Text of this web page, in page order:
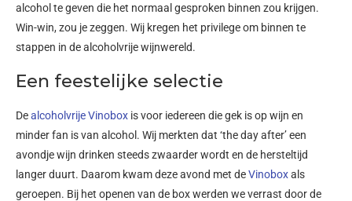
alcohol te geven die het normaal gesproken binnen zou krijgen.
Win-win, zou je zeggen. Wij kregen het privilege om binnen te
stappen in de alcoholvrije wijnwereld.
Een feestelijke selectie
Dealcoholvrije Vinobox is voor iedereen die gek is op wijn en
minder fan is van alcohol. Wij merkten dat ‘the day after’ een
avondje wijn drinken steeds zwaarder wordt en de hersteltijd
langer duurt. Daarom kwam deze avond met deVinoboxals
geroepen. Bij het openen van de box werden we verrast door de